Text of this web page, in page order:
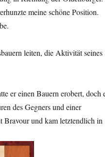
meine schöne Position.
leiten, die Aktivität seines
er einen Bauern erobert, doch
des Gegners und einer
Bravour und kam letztendlich in